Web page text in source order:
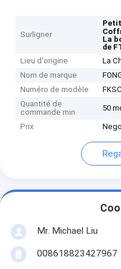
Surligner
La
de
Lieu d'origine
La
Nom de marque
Numéro de modèle
Quantité de
commande min
50
Prix
Mr. Michael Liu
008618823427967